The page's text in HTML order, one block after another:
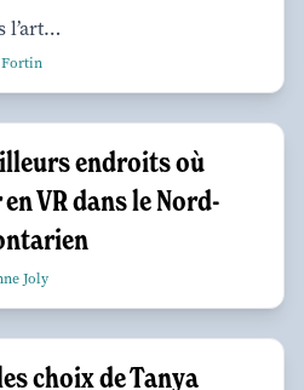
l’art…
Fortin
endroits où
VR dans le Nord-
Joly
choix de Tanya